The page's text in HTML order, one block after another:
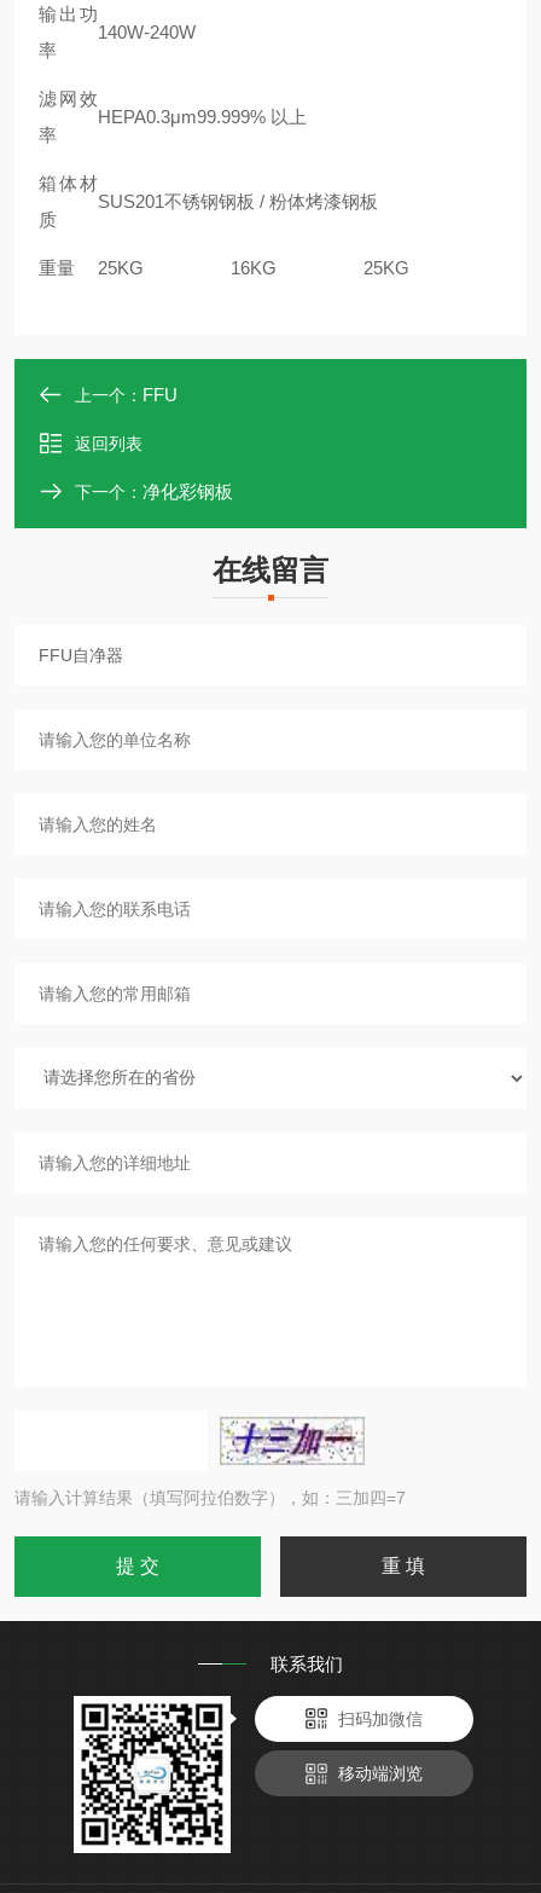
输出功
率
140W-240W
滤网效
率
HEPA0.3μm99.999% 以上
箱体材
质
SUS201不锈钢钢板 / 粉体烤漆钢板
重量 25KG 16KG 25KG
上一个： FFU
返回列表
下一个： 净化彩钢板
在线留言
请输入计算结果（填写阿拉伯数字），如：三加四=7
联系我们
扫码加微信
移动端浏览